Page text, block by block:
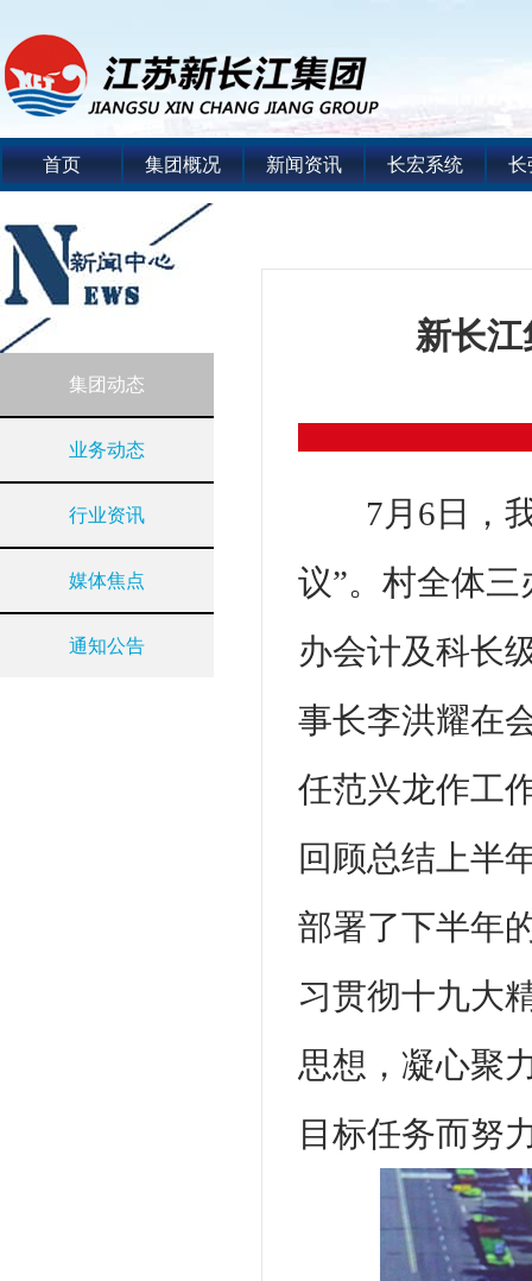
首页 集团概况 新闻资讯 长宏系统 长
集团动态
业务动态
行业资讯
媒体焦点
通知公告
新长江
7月6日，
议”。村全体
办会计及科长
事长李洪耀在
任范兴龙作工
回顾总结上半
部署了下半年
习贯彻十九大
思想，凝心聚
目标任务而努